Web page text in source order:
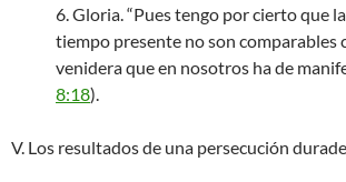
6. Gloria. “Pues tengo por cierto que
tiempo presente no son comparables
venidera que en nosotros ha de
8:18).
V. Los resultados de una persecución